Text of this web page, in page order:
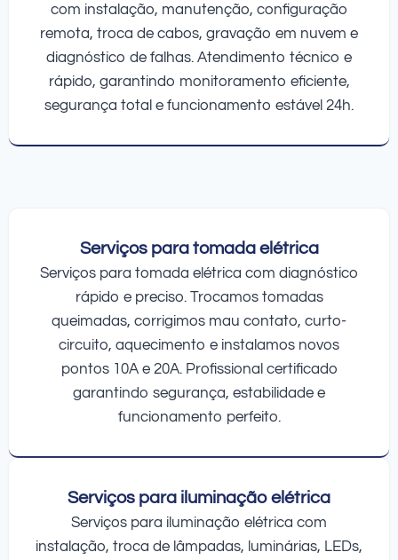
com instalação, manutenção, configuração
remota, troca de cabos, gravação em nuvem e
diagnóstico de falhas. Atendimento técnico e
rápido, garantindo monitoramento eficiente,
segurança total e funcionamento estável 24h.
Serviços para tomada elétrica
Serviços para tomada elétrica com diagnóstico
rápido e preciso. Trocamos tomadas
queimadas, corrigimos mau contato, curto-
circuito, aquecimento e instalamos novos
pontos 10A e 20A. Profissional certificado
garantindo segurança, estabilidade e
funcionamento perfeito.
Serviços para iluminação elétrica
Serviços para iluminação elétrica com
instalação, troca de lâmpadas, luminárias, LEDs,